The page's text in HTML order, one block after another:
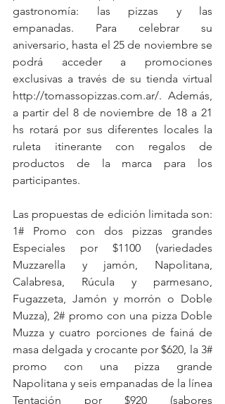
gastronomía: las pizzas y las
empanadas. Para celebrar su
aniversario, hasta el 25 de noviembre se
podrá acceder a promociones
exclusivas a través de su tienda virtual
http://tomassopizzas.com.ar/. Además,
a partir del 8 de noviembre de 18 a 21
hs rotará por sus diferentes locales la
ruleta itinerante con regalos de
productos de la marca para los
participantes.
Las propuestas de edición limitada son:
1# Promo con dos pizzas grandes
Especiales por $1100 (variedades
Muzzarella y jamón, Napolitana,
Calabresa, Rúcula y parmesano,
Fugazzeta, Jamón y morrón o Doble
Muzza), 2# promo con una pizza Doble
Muzza y cuatro porciones de fainá de
masa delgada y crocante por $620, la 3#
promo con una pizza grande
Napolitana y seis empanadas de la línea
Tentación por $920 (sabores